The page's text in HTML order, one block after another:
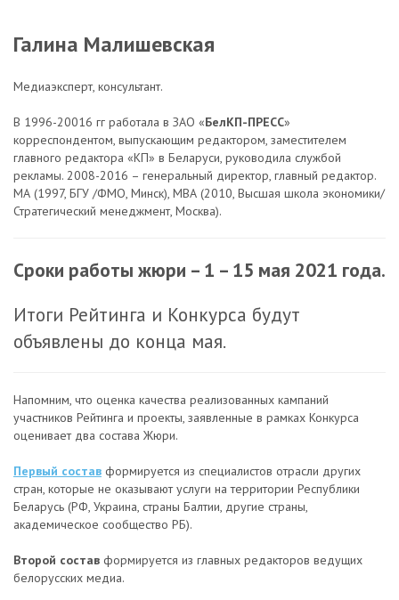
Галина Малишевская
Медиаэксперт, консультант.
В 1996-20016 гг работала в ЗАО «БелКП-ПРЕСС»
корреспондентом, выпускающим редактором, заместителем
главного редактора «КП» в Беларуси, руководила службой
рекламы. 2008-2016 – генеральный директор, главный редактор.
МА (1997, БГУ /ФМО, Минск), МВА (2010, Высшая школа экономики/
Стратегический менеджмент, Москва).
Сроки работы жюри – 1 – 15 мая 2021 года.
Итоги Рейтинга и Конкурса будут
объявлены до конца мая.
Напомним, что оценка качества реализованных кампаний
участников Рейтинга и проекты, заявленные в рамках Конкурса
оценивает два состава Жюри.
Первый состав формируется из специалистов отрасли других
стран, которые не оказывают услуги на территории Республики
Беларусь (РФ, Украина, страны Балтии, другие страны,
академическое сообщество РБ).
Второй состав формируется из главных редакторов ведущих
белорусских медиа.